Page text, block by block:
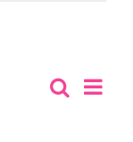
Suche
Liste